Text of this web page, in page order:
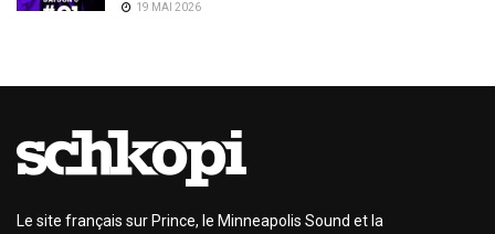
19 MAI 2026
Le site français sur Prince, le Minneapolis Sound et la